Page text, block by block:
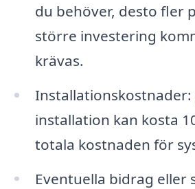
du behöver, desto fler
större investering
krävas.
installation kan kosta
totala kostnaden för
Eventuella bidrag eller